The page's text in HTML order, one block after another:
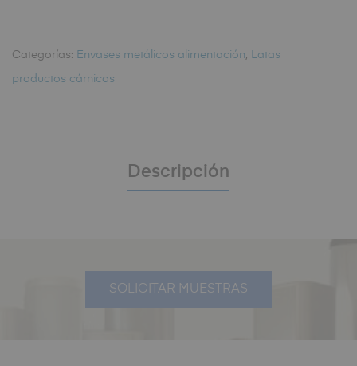
Categorías: Envases metálicos alimentación, Latas
productos cárnicos
Descripción
SOLICITAR MUESTRAS